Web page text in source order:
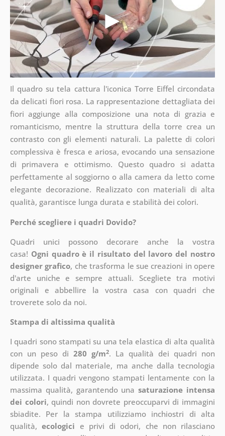
Il quadro su tela cattura l'iconica Torre Eiffel circondata
da delicati fiori rosa. La rappresentazione dettagliata dei
fiori aggiunge alla composizione una nota di grazia e
romanticismo, mentre la struttura della torre crea un
contrasto con gli elementi naturali. La palette di colori
complessiva è fresca e ariosa, evocando una sensazione
di primavera e ottimismo. Questo quadro si adatta
perfettamente al soggiorno o alla camera da letto come
elegante decorazione. Realizzato con materiali di alta
qualità, garantisce lunga durata e stabilità dei colori.
Perché scegliere i quadri Dovido?
Quadri unici possono decorare anche la vostra
casa! Ogni quadro è il risultato del lavoro del nostro
designer grafico, chetrasforma le sue creazioni in opere
d'arte uniche e sempre attuali. Scegliete tra motivi
originali e abbellire la vostra casa con quadri che
troverete solo da noi.
Stampa di altissima qualità
I quadri sono stampati su una tela elastica di alta qualità
con un peso di 280 g/m2. La qualità dei quadri non
dipende solo dal materiale, ma anche dalla tecnologia
utilizzata. I quadri vengono stampati lentamente con la
massima qualità, garantendo unasaturazione intensa
dei colori, quindi non dovrete preoccuparvi di immagini
sbiadite. Per la stampa utilizziamo inchiostri di alta
qualità,ecologici e privi di odori, che non rilasciano